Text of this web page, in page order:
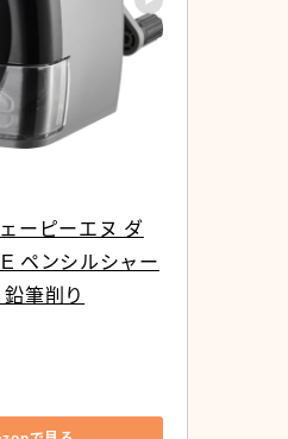
ーピーエヌ ダ
ペンシルシャー
筆削り